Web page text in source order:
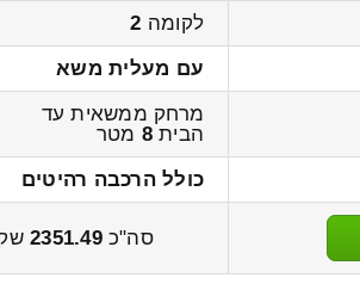
לקומה 2
עם מעלית משא
מרחק ממשאית עד
הבית8 מטר
כולל הרכבה רהיטים
סה"כ2351.49